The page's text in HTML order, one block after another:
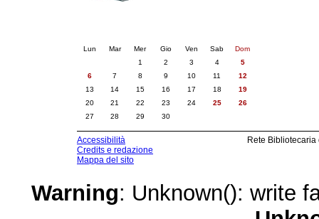
Lun Mar Mer Gio Ven Sab
Dom
1
2 3 4
5
6
7 8 9 10 11
12
13
14 15 16 17 18
19
20
21 22 23 24 25
26
27
28 29 30
Accessibilità
Credits e redazione
Mappa del sito
Rete
Warning: Unknown(): write